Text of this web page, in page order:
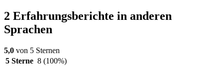
2 Erfahrungsberichte in anderen
Sprachen
5,0 von 5 Sternen
5 Sterne 8 (100%)